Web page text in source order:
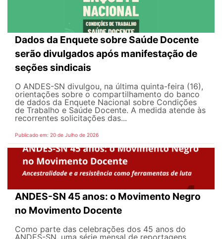
Dados da Enquete sobre Saúde Docente
serão divulgados após manifestação de
seções sindicais
O ANDES-SN divulgou, na última quinta-feira (16),
orientações sobre o compartilhamento do banco
de dados da Enquete Nacional sobre Condições
de Trabalho e Saúde Docente. A medida atende às
recorrentes solicitações das...
Publicado em: 20 de Julho de 2026
ANDES-SN 45 anos: o Movimento Negro
no Movimento Docente
Como parte das celebrações dos 45 anos do